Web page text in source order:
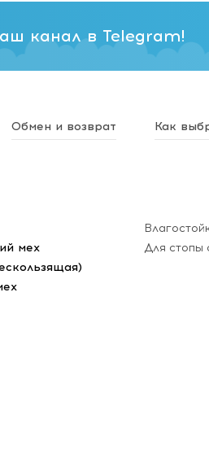
канал в Telegram!
Обмен и возврат Как
мех
Для стопы